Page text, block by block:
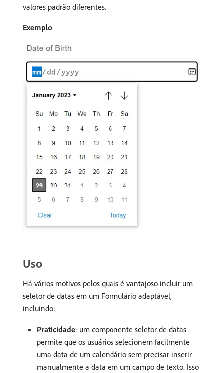
valores padrão diferentes.
Exemplo
Uso
Há vários motivos pelos quais é vantajoso incluir um
seletor de datas em um Formulário adaptável,
incluindo:
Praticidade: um componente seletor de datas
permite que os usuários selecionem facilmente
uma data de um calendário sem precisar inserir
manualmente a data em um campo de texto. Isso